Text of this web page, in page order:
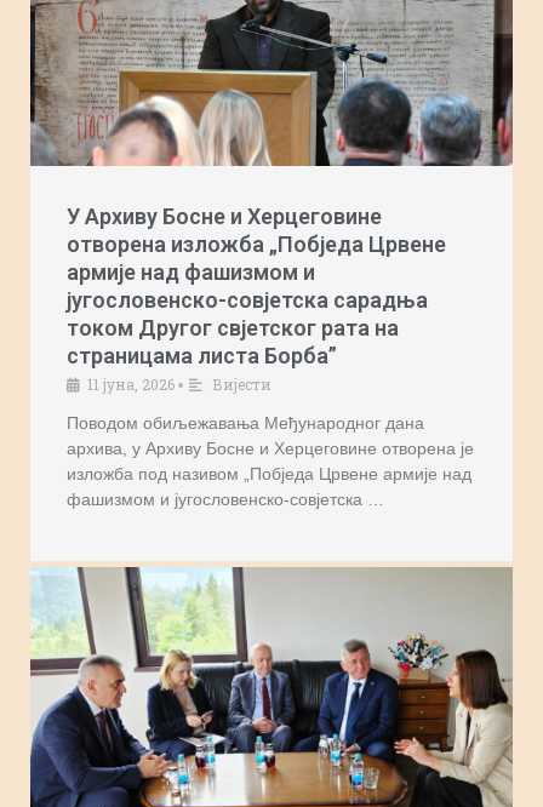
У Архиву Босне и Херцеговине
отворена изложба „Побједа Црвене
армије над фашизмом и
југословенско-совјетска сарадња
током Другог свјетског рата на
страницама листа Борба”
11 јуна, 2026 •
Вијести
Поводом обиљежавања Међународног дана
архива, у Архиву Босне и Херцеговине отворена је
изложба под називом „Побједа Црвене армије над
фашизмом и југословенско-совјетска …